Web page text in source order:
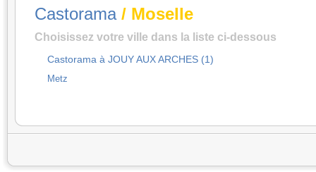
Castorama/ Moselle
Choisissez votre ville dans la liste ci-dessous
Castorama à JOUY AUX ARCHES (1)
Metz